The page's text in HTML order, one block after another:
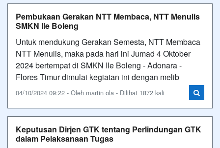
Pembukaan Gerakan NTT Membaca, NTT Menulis
SMKN Ile Boleng
Untuk mendukung Gerakan Semesta, NTT Membaca
NTT Menulis, maka pada hari ini Jumad 4 Oktober
2024 bertempat di SMKN Ile Boleng - Adonara -
Flores Timur dimulai kegiatan ini dengan melib
04/10/2024 09:22 - Oleh martin ola - Dilihat 1872 kali
Keputusan Dirjen GTK tentang Perlindungan GTK
dalam Pelaksanaan Tugas